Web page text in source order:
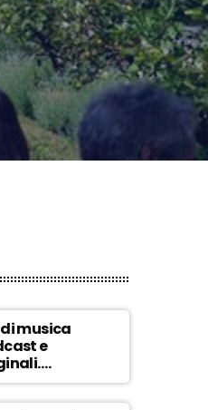
di musica
e
in onda
Firenze